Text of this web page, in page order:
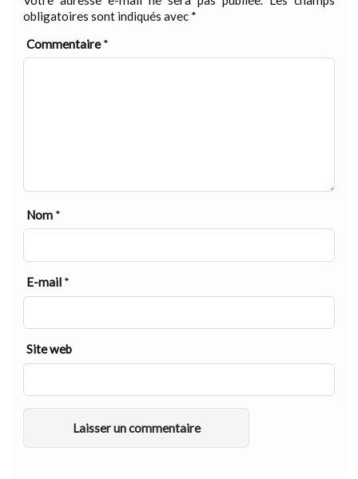
obligatoires sont indiqués avec *
Commentaire*
Nom *
E-mail *
Site web